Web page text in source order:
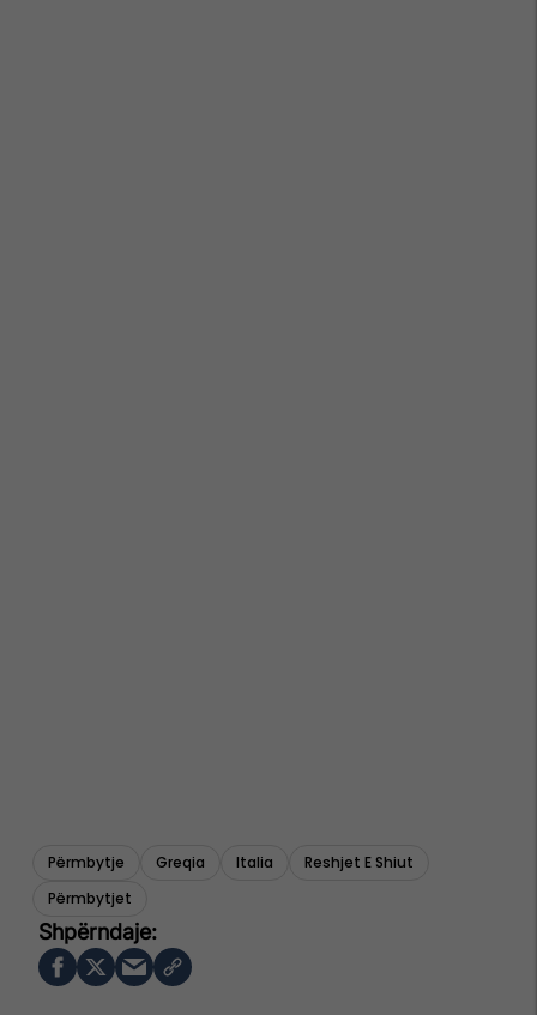
Përmbytje Greqia Italia
Reshjet E Shiut
Përmbytjet